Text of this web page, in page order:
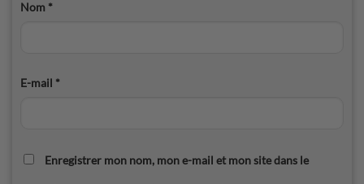
Nom *
E-mail *
Enregistrer mon nom, mon e-mail et mon site dans le